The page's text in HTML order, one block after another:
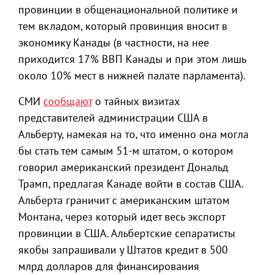
провинции в общенациональной политике и
тем вкладом, который провинция вносит в
экономику Канады (в частности, на нее
приходится 17% ВВП Канады и при этом лишь
около 10% мест в нижней палате парламента).
СМИ сообщаюто тайных визитах
представителей администрации США в
Альберту, намекая на то, что именно она могла
бы стать тем самым 51-м штатом, о котором
говорил американский президент Дональд
Трамп, предлагая Канаде войти в состав США.
Альберта граничит с американским штатом
Монтана, через который идет весь экспорт
провинции в США. Альбертские сепаратисты
якобы запрашивали у Штатов кредит в 500
млрд долларов для финансирования